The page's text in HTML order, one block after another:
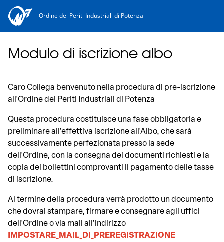
Ordine dei Periti Industriali di Potenza
Modulo di iscrizione albo